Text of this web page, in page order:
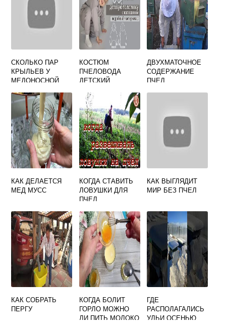
СКОЛЬКО ПАР
КРЫЛЬЕВ У
МЕДОНОСНОЙ
КОСТЮМ
ПЧЕЛОВОДА
ДЕТСКИЙ
ПОЛОТНО) С
СЕТКОЙ Р. 36-44
ДВУХМАТОЧНОЕ
СОДЕРЖАНИЕ
ПЧЕЛ
КАК ДЕЛАЕТСЯ
МЕД МУСС
КОГДА СТАВИТЬ
ЛОВУШКИ ДЛЯ
ПЧЕЛ
КАК ВЫГЛЯДИТ
МИР БЕЗ ПЧЕЛ
КАК СОБРАТЬ
ПЕРГУ
КОГДА БОЛИТ
ГОРЛО МОЖНО
ЛИ ПИТЬ МОЛОКО
ГДЕ
РАСПОЛАГАЛИСЬ
УЛЬИ ОСЕНЬЮ